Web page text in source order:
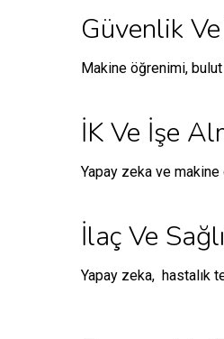
Güvenlik
Makine öğrenimi,
İK Ve İşe
Yapay zeka ve
İlaç Ve
Yapay zeka, hastalık